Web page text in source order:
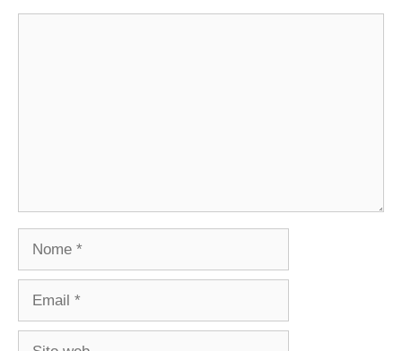
Nome
Email
Sito